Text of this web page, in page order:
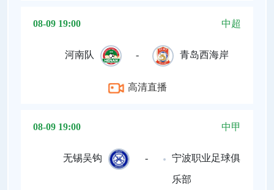
08-09 19:00 中超
河南队 - 青岛西海岸
高清直播
08-09 19:00 中甲
无锡吴钩 - 宁波职业足球俱
乐部